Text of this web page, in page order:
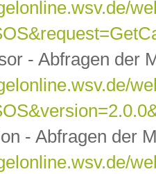
- Abfragen der
- Abfragen der